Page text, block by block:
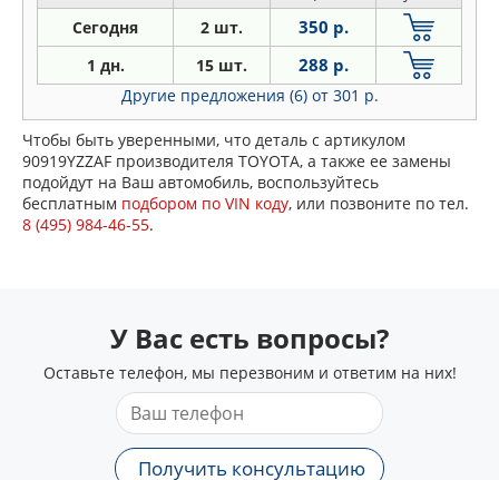
Сегодня 2 шт. 350 р.
1 дн. 15 шт. 288 р.
Другие предложения (6) от 301 р.
Чтобы быть уверенными, что деталь с артикулом
90919YZZAF производителя TOYOTA, а также ее замены
подойдут на Ваш автомобиль, воспользуйтесь
бесплатным подбором по VIN коду, или позвоните по тел.
8 (495) 984-46-55.
У Вас есть вопросы?
Оставьте телефон, мы перезвоним и ответим на них!
Получить консультацию